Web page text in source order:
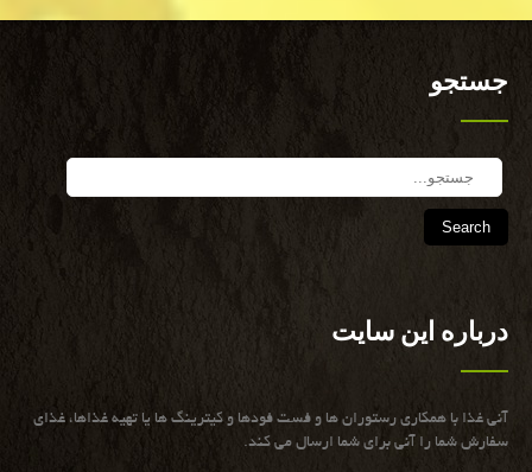
جستجو
درباره این سایت
آنی غذا با همكاری رستوران ها و فست فودها و كیترینگ ها یا تهیه غذاها، غذای
سفارش شما را آنی برای شما ارسال می كند.